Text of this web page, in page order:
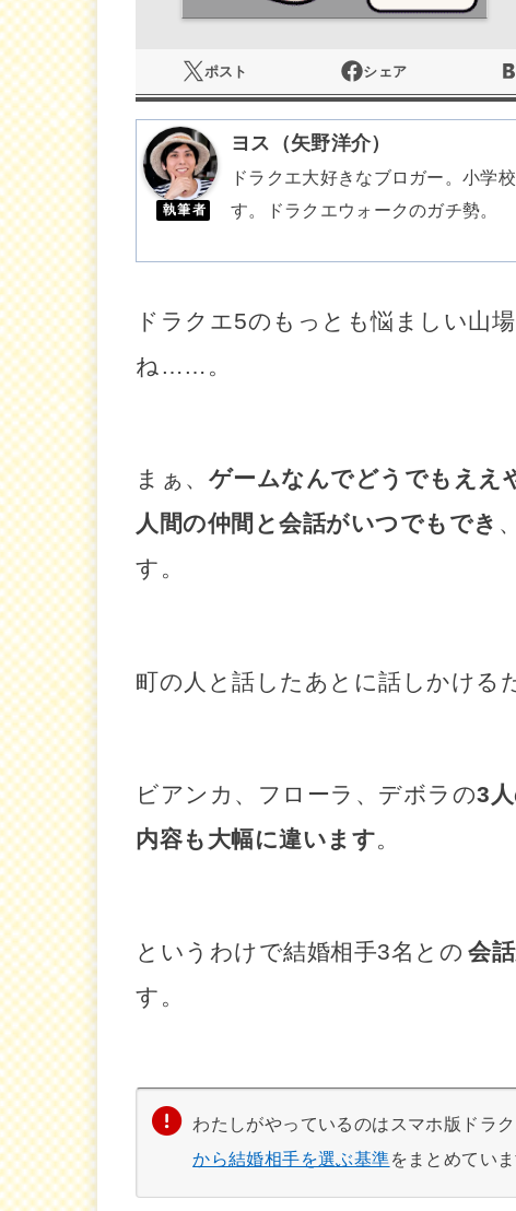
ポスト シェア
執筆者
ヨス（矢野洋介）
ドラクエ大好きなブロガー。小学
す。ドラクエウォークのガチ勢。
ドラクエ5のもっとも悩ましい山
ね……。
まぁ、 ゲームなんでどうでもええ
人間の仲間と会話がいつでもでき
す。
町の人と話したあとに話しかける
ビアンカ、フローラ、デボラの3
内容も大幅に違います。
というわけで結婚相手3名との 会
す。
わたしがやっているのはスマホ版ドラ
から結婚相手を選ぶ基準をまとめていま